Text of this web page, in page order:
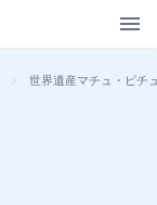
> 世界遺産マチュ・ピチ